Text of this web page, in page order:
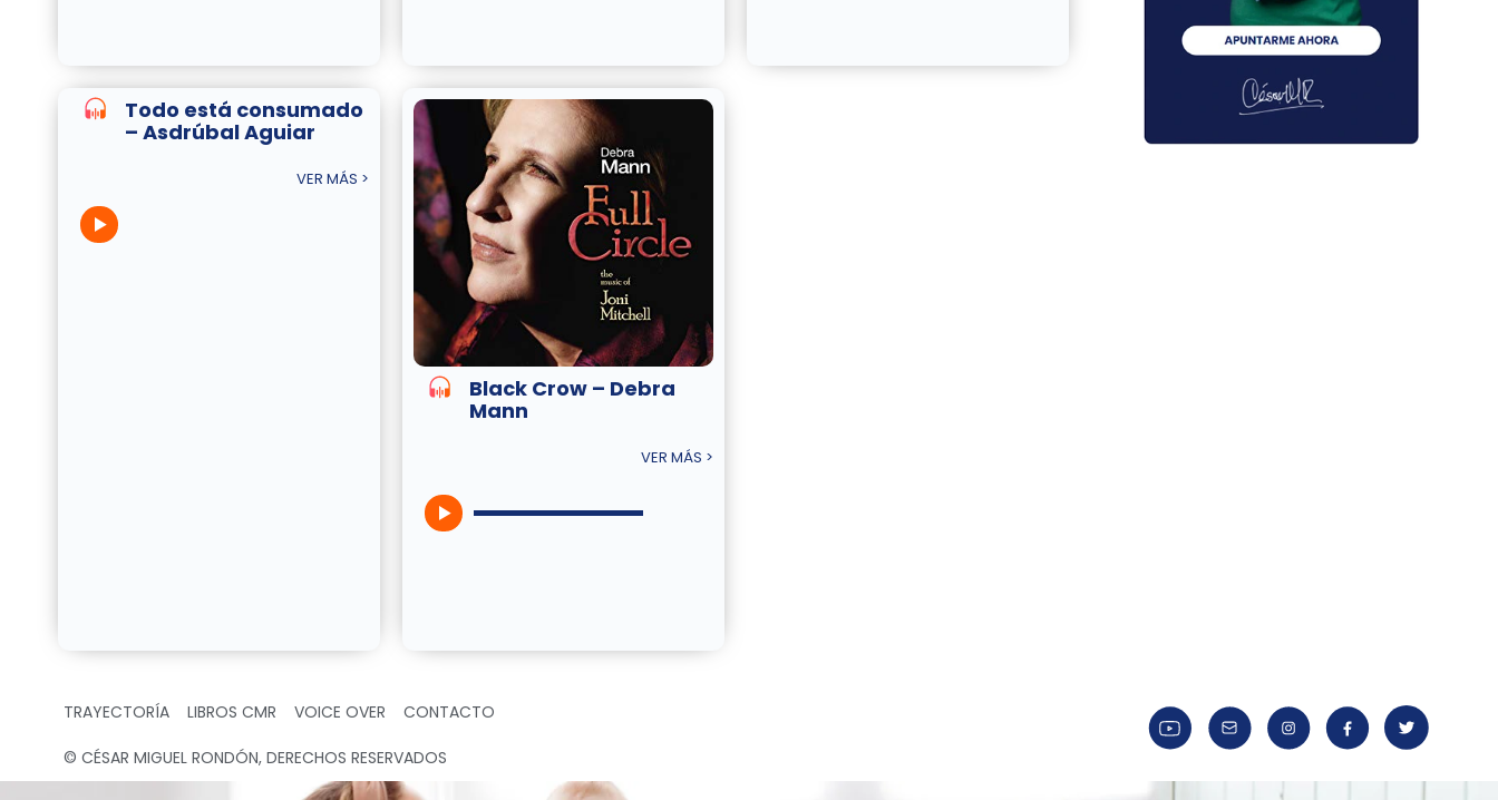
Todo está consumado
– Asdrúbal Aguiar
VER MÁS >
Black Crow – Debra
Mann
VER MÁS >
TRAYECTORÍA LIBROS CMR VOICE OVER CONTACTO
© CÉSAR MIGUEL RONDÓN, DERECHOS RESERVADOS